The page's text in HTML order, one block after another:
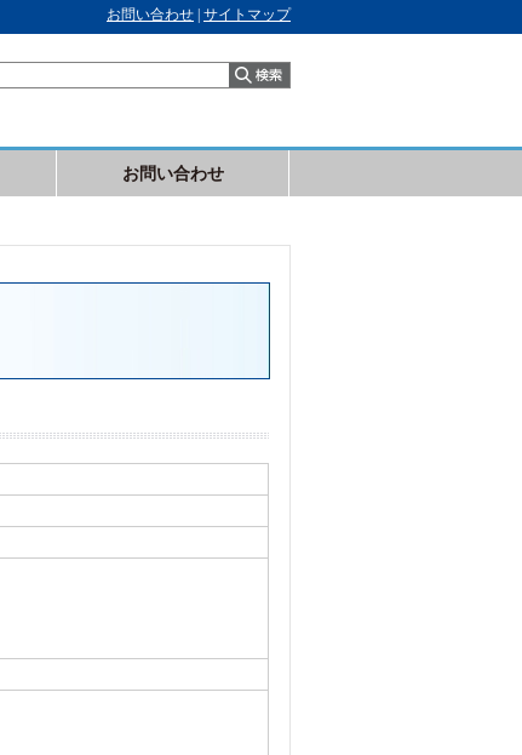
お問い合わせ サイトマップ
お問い合わせ